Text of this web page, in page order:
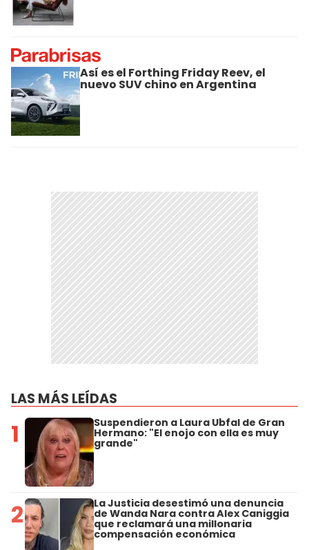
Así es el Forthing Friday Reev, el
nuevo SUV chino en Argentina
LAS MÁS LEÍDAS
1 Suspendieron a Laura Ubfal de Gran
Hermano: "El enojo con ella es muy
grande"
2 La Justicia desestimó una denuncia
de Wanda Nara contra Alex Caniggia
que reclamará una millonaria
compensación económica